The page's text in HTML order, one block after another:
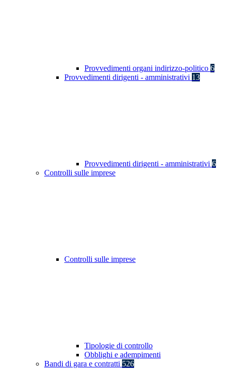
Provvedimenti organi indirizzo-politico 6
Provvedimenti dirigenti - amministrativi 13
Provvedimenti dirigenti - amministrativi 6
Controlli sulle imprese
Controlli sulle imprese
Tipologie di controllo
Obblighi e adempimenti
Bandi di gara e contratti 526